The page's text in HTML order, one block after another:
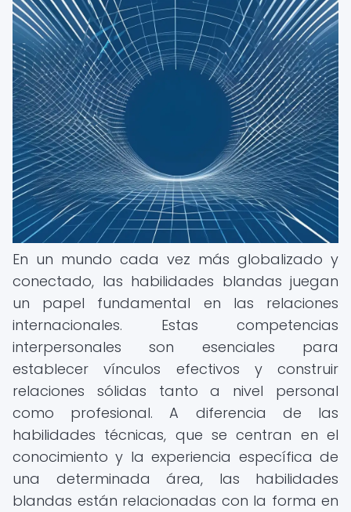
En un mundo cada vez más globalizado y
conectado, las habilidades blandas juegan
un papel fundamental en las relaciones
internacionales. Estas competencias
interpersonales son esenciales para
establecer vínculos efectivos y construir
relaciones sólidas tanto a nivel personal
como profesional. A diferencia de las
habilidades técnicas, que se centran en el
conocimiento y la experiencia específica de
una determinada área, las habilidades
blandas están relacionadas con la forma en